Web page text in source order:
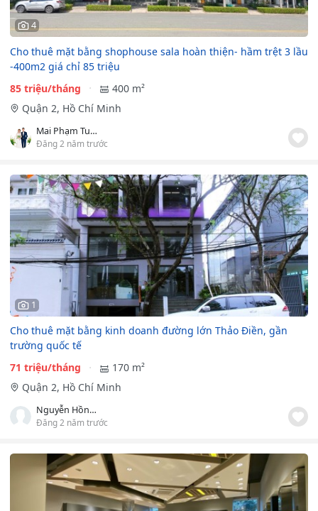
4
Cho thuê mặt bằng shophouse sala hoàn thiện- hầm trệt 3 lầu
-400m2 giá chỉ 85 triệu
85 triệu/tháng
400 m²
Quận 2, Hồ Chí Minh
Mai Phạm Tuân
Đăng 2 năm trước
1
Cho thuê mặt bằng kinh doanh đường lớn Thảo Điền, gần
trường quốc tế
71 triệu/tháng
170 m²
Quận 2, Hồ Chí Minh
Nguyễn Hồng Vân
Đăng 2 năm trước